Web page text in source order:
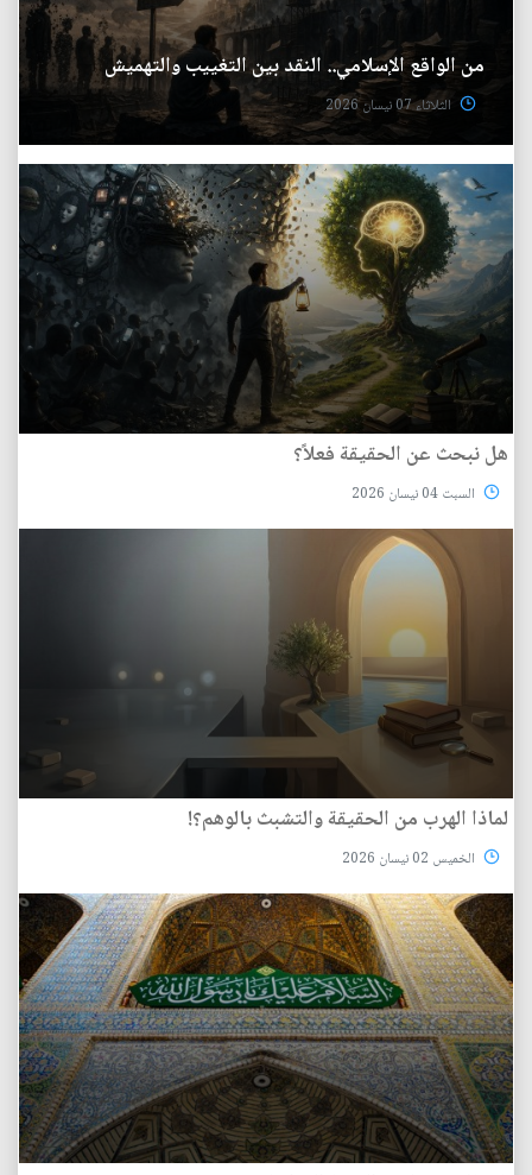
من الواقع الإسلامي.. النقد بين التغييب والتهميش
الثلاثاء 07 نيسان 2026
هل نبحث عن الحقيقة فعلاً؟
السبت 04 نيسان 2026
لماذا الهرب من الحقيقة والتشبث بالوهم؟!
الخميس 02 نيسان 2026